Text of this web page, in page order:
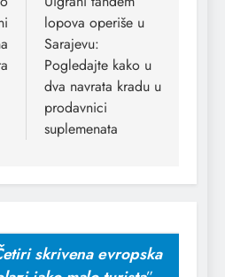
lopova operiše u
Sarajevu:
Pogledajte kako u
dva navrata kradu u
prodavnici
suplemenata
skrivena evropska